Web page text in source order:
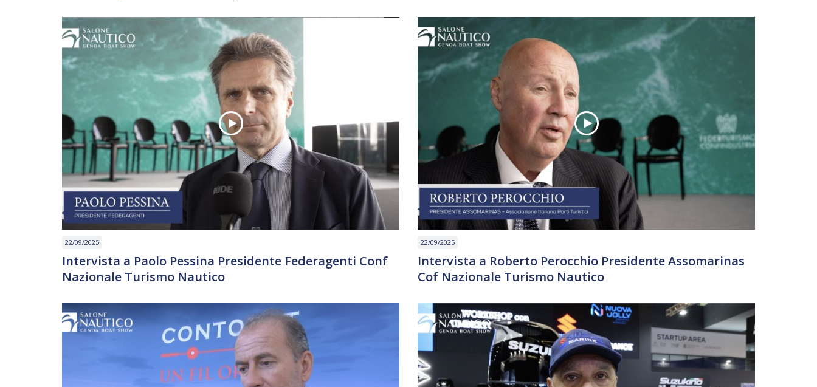
22/09/2025
Intervista a Paolo Pessina Presidente Federagenti Conf
Nazionale Turismo Nautico
22/09/2025
Intervista a Roberto Perocchio Presidente Assomarinas
Cof Nazionale Turismo Nautico